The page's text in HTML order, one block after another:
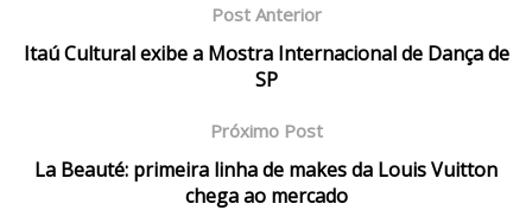
Post Anterior
Itaú Cultural exibe a Mostra Internacional de Dança de
SP
Próximo Post
La Beauté: primeira linha de makes da Louis Vuitton
chega ao mercado